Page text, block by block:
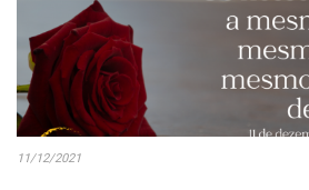
11/12/2021